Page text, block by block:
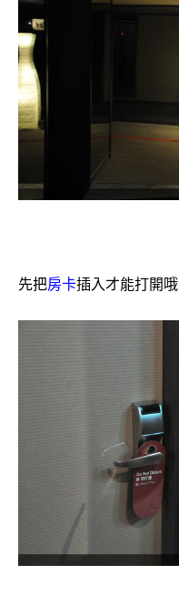
先把房卡插入才能打開哦